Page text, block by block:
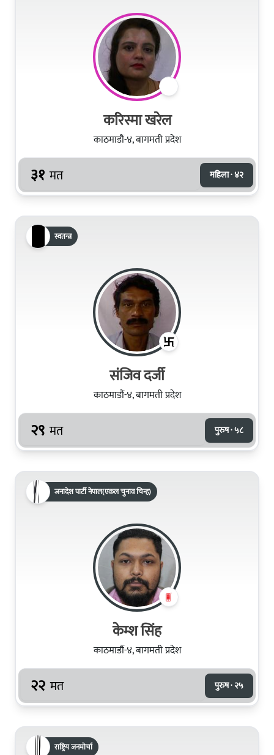
करिस्मा खरेल
काठमाडौं-४, बागमती प्रदेश
३१ मत महिला · ४२
स्वतन्त्र
संजिव दर्जी
काठमाडौं-४, बागमती प्रदेश
२९ मत पुरुष · ५८
जनादेश पार्टी नेपाल(एकल चुनाव चिन्ह)
केम्श सिंह
काठमाडौं-४, बागमती प्रदेश
२२ मत पुरुष · २५
राष्ट्रिय जनमोर्चा